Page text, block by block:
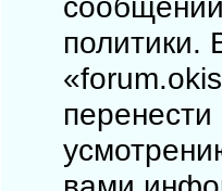
политики.